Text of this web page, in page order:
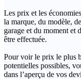
Les prix et les
la marque, du modèle,
garage et du moment et
être effectuée.
Pour voir le prix le plus
potentielles possibles,
dans l’aperçu de vos